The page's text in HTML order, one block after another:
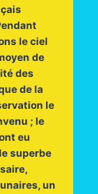
le ciel
de
des
de la
le
; le
eu
superbe
un